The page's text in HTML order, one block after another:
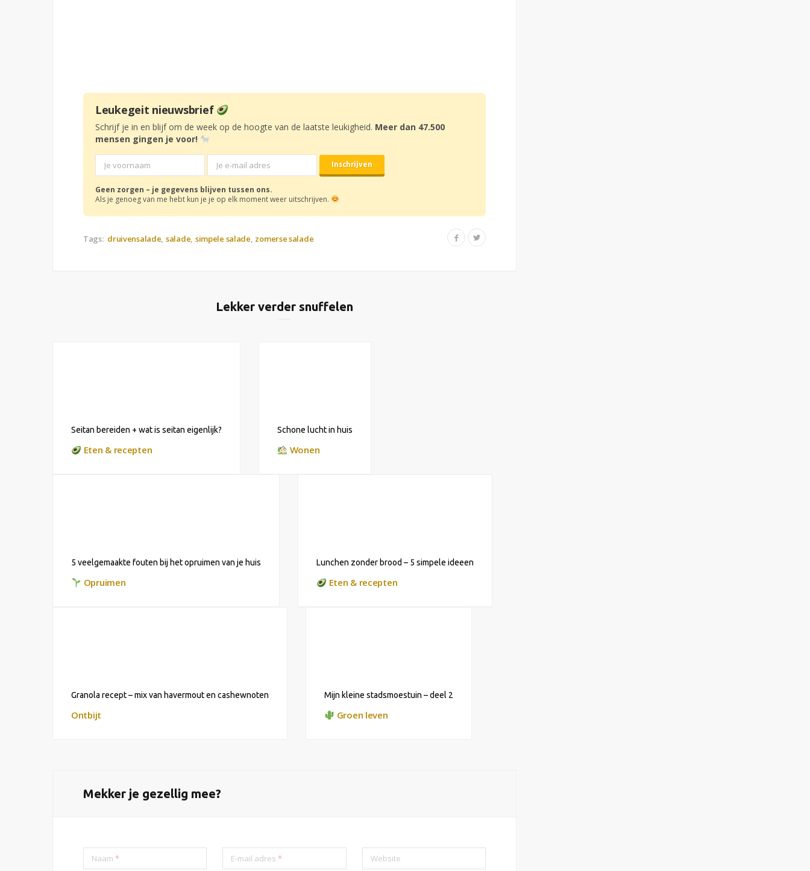
Leukegeit nieuwsbrief
Schrijf je in en blijf om de week op de hoogte van de laatste leukigheid. Meer dan 47.500
mensen gingen je voor!
Geen zorgen – je gegevens blijven tussen ons.
Als je genoeg van me hebt kun je je op elk moment weer uitschrijven.
Tags: druivensalade salade simpele salade zomerse salade
Lekker verder snuffelen
Seitan bereiden + wat is seitan eigenlijk?
Eten & recepten
Schone lucht in huis
Wonen
5 veelgemaakte fouten bij het opruimen van je huis
Opruimen
Lunchen zonder brood – 5 simpele ideeen
Eten & recepten
Granola recept – mix van havermout en cashewnoten
Ontbijt
Mijn kleine stadsmoestuin – deel 2
Groen leven
Mekker je gezellig mee?
Naam * E-mail adres* Website